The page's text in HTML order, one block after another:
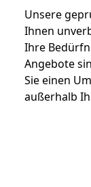
Unsere
Ihnen
Ihre
Angebote
Sie einen
außerhalb